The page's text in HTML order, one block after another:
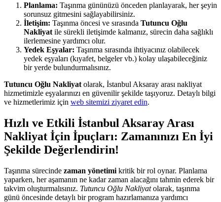
Planlama: Taşınma gününüzü önceden planlayarak, her şeyin
sorunsuz gitmesini sağlayabilirsiniz.
İletişim: Taşınma öncesi ve sırasında Tutuncu Oğlu
Nakliyat ile sürekli iletişimde kalmanız, sürecin daha sağlıklı
ilerlemesine yardımcı olur.
Yedek Eşyalar: Taşınma sırasında ihtiyacınız olabilecek
yedek eşyaları (kıyafet, belgeler vb.) kolay ulaşabileceğiniz
bir yerde bulundurmalısınız.
Tutuncu Oğlu Nakliyat olarak, İstanbul Aksaray arası nakliyat
hizmetimizle eşyalarınızı en güvenilir şekilde taşıyoruz. Detaylı bilgi
ve hizmetlerimiz için web sitemizi ziyaret edin.
Hızlı ve Etkili İstanbul Aksaray Arası
Nakliyat İçin İpuçları: Zamanınızı En İyi
Şekilde Değerlendirin!
Taşınma sürecinde zaman yönetimi kritik bir rol oynar. Planlama
yaparken, her aşamanın ne kadar zaman alacağını tahmin ederek bir
takvim oluşturmalısınız. Tutuncu Oğlu Nakliyatolarak, taşınma
günü öncesinde detaylı bir program hazırlamanıza yardımcı